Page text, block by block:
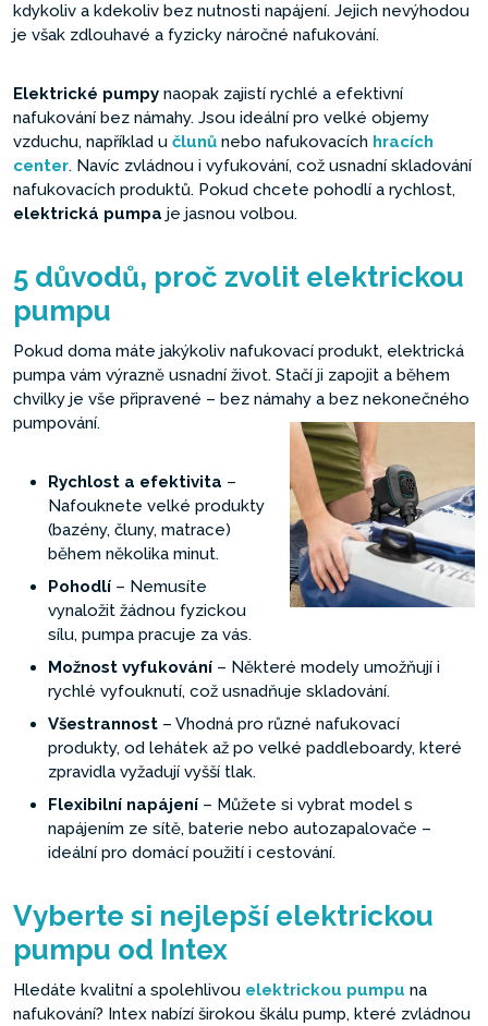
kdykoliv a kdekoliv bez nutnosti napájení. Jejich nevýhodou
je však zdlouhavé a fyzicky náročné nafukování.
Elektrické pumpy naopak zajistí rychlé a efektivní
nafukování bez námahy. Jsou ideální pro velké objemy
vzduchu, například u člunů nebo nafukovacích hracích
center. Navíc zvládnou i vyfukování, což usnadní skladování
nafukovacích produktů. Pokud chcete pohodlí a rychlost,
elektrická pumpa je jasnou volbou.
5 důvodů, proč zvolit elektrickou
pumpu
Pokud doma máte jakýkoliv nafukovací produkt, elektrická
pumpa vám výrazně usnadní život. Stačí ji zapojit a během
chvilky je vše připravené – bez námahy a bez nekonečného
pumpování.
Rychlost a efektivita –
Nafouknete velké produkty
(bazény, čluny, matrace)
během několika minut.
Pohodlí – Nemusíte
vynaložit žádnou fyzickou
sílu, pumpa pracuje za vás.
Možnost vyfukování – Některé modely umožňují i
rychlé vyfouknutí, což usnadňuje skladování.
Všestrannost – Vhodná pro různé nafukovací
produkty, od lehátek až po velké paddleboardy, které
zpravidla vyžadují vyšší tlak.
Flexibilní napájení – Můžete si vybrat model s
napájením ze sítě, baterie nebo autozapalovače –
ideální pro domácí použití i cestování.
Vyberte si nejlepší elektrickou
pumpu od Intex
Hledáte kvalitní a spolehlivou elektrickou pumpu na
nafukování? Intex nabízí širokou škálu pump, které zvládnou